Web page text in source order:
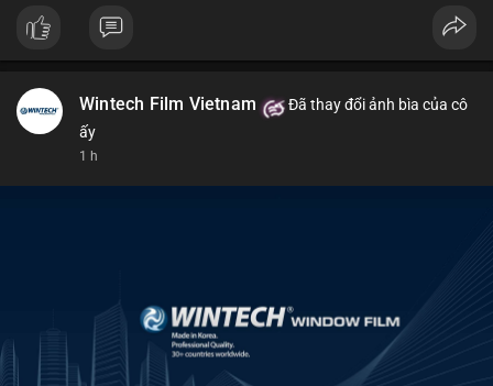
Wintech Film Vietnam
Đã thay đổi ảnh bìa của cô
ấy
1 h